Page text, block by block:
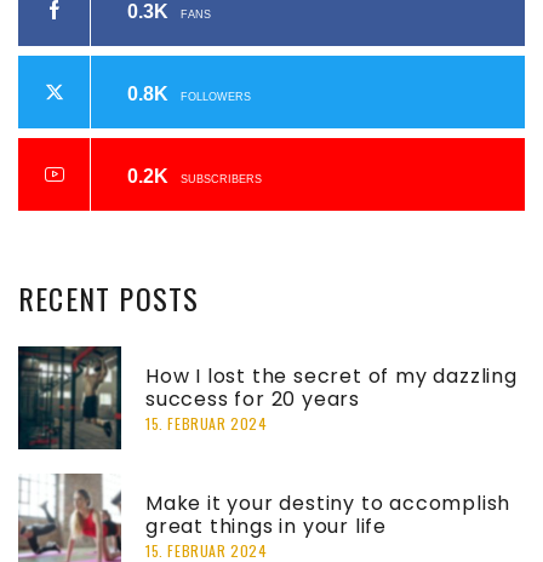
0.3K FANS
0.8K FOLLOWERS
0.2K SUBSCRIBERS
RECENT POSTS
How I lost the secret of my dazzling
success for 20 years
15. FEBRUAR 2024
Make it your destiny to accomplish
great things in your life
15. FEBRUAR 2024